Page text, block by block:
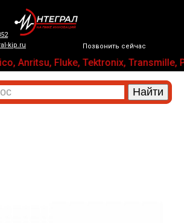
Позвонить сейчас
kip.ru
Fluke, Tektronix, Transmille,